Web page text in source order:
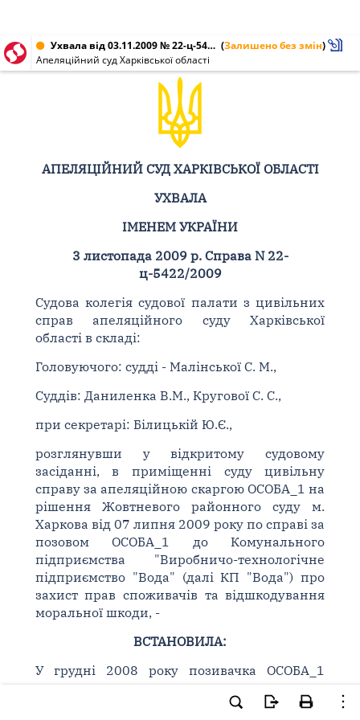
Ухвала від 03.11.2009 № 22-ц-5422/2009 (Залишено без змін)
Апеляційний суд Харківської області
АПЕЛЯЦІЙНИЙ СУД ХАРКІВСЬКОЇ ОБЛАСТІ
УХВАЛА
ІМЕНЕМ УКРАЇНИ
3 листопада 2009 р. Справа N 22-
ц-5422/2009
Судова колегія судової палати з цивільних
справ апеляційного суду Харківської
області в складі:
Головуючого: судді - Малінської С. М.,
Суддів: Даниленка В.М., Кругової С. С.,
при секретарі: Білицькій Ю.Є.,
розглянувши у відкритому судовому
засіданні, в приміщенні суду цивільну
справу за апеляційною скаргою ОСОБА_1 на
рішення Жовтневого районного суду м.
Харкова від 07 липня 2009 року по справі за
позовом ОСОБА_1 до Комунального
підприємства "Виробничо-технологічне
підприємство "Вода" (далі КП "Вода") про
захист прав споживачів та відшкодування
моральної шкоди, -
ВСТАНОВИЛА:
У грудні 2008 року позивачка ОСОБА_1
позовом, у якому вказувала на те, що з 2004